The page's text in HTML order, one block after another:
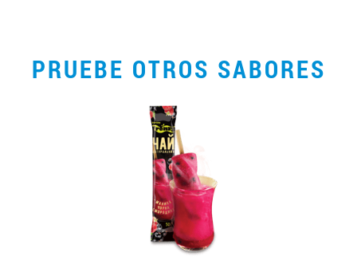
PRUEBE OTROS SABORES